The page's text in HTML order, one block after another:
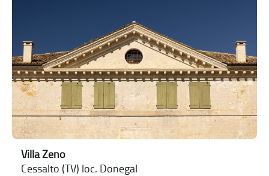
Villa Zeno
Cessalto (TV) loc. Donegal